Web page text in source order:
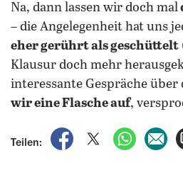
Na, dann lassen wir doch mal
– die Angelegenheit hat uns
eher gerührt als geschüttelt
Klausur doch mehr
interessante Gespräche über
wir eine Flasche auf,
Teilen:
auf Facebook teilen
auf X teilen
per